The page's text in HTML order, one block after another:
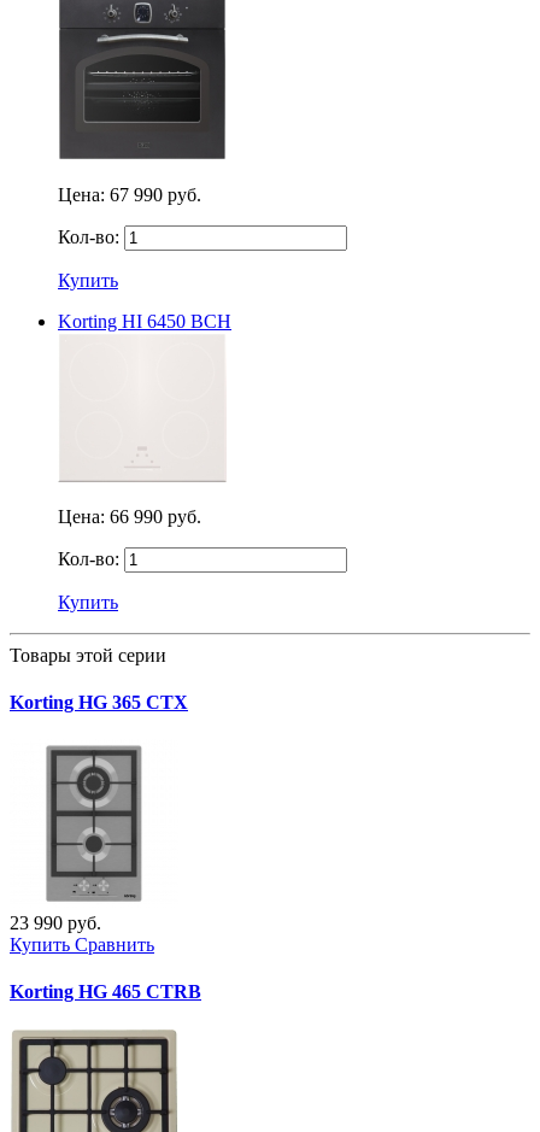
Цена: 67 990 руб.
Кол-во:
Купить
Korting HI 6450 BCH
Цена: 66 990 руб.
Кол-во:
Купить
Товары этой серии
Korting HG 365 CTX
23 990 руб.
Купить Сравнить
Korting HG 465 CTRB